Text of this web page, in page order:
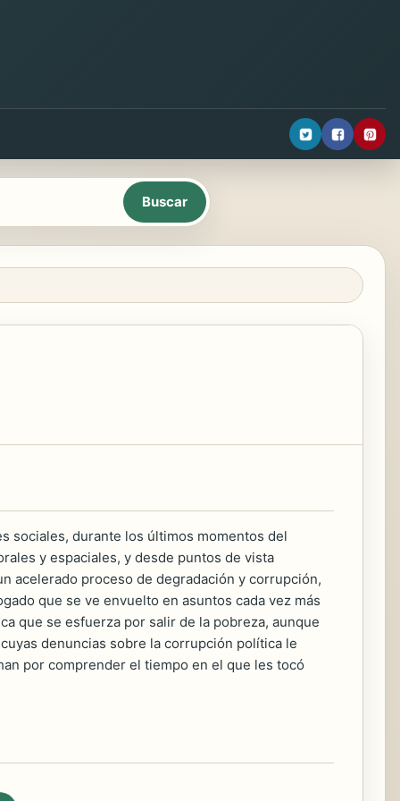
sociales, durante los últimos momentos del
y espaciales, y desde puntos de vista
acelerado proceso de degradación y corrupción,
que se ve envuelto en asuntos cada vez más
que se esfuerza por salir de la pobreza, aunque
denuncias sobre la corrupción política le
por comprender el tiempo en el que les tocó